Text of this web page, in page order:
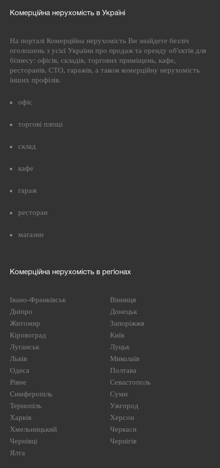
Комерційна нерухомість в Україні
На порталі Комерційна нерухомість Ви знайдете безліч
оголошень з усієї України про продаж та оренду об'єктів для
бізнесу: офісів, складів, торгових приміщень, кафе,
ресторанів, СТО, гаражів, а також комерційну нерухомість
інших профілів.
офіс
торгові площі
склад
кафе
гараж
ресторан
магазин
Комерційна нерухомість в регіонах
Івано-Франківськ
Вінниця
Дніпро
Донецьк
Житомир
Запоріжжя
Кіровоград
Київ
Луганськ
Луцьк
Львів
Миколаїв
Одеса
Полтава
Рівне
Севастополь
Симферопіль
Суми
Тернопіль
Ужгород
Харків
Херсон
Хмельницький
Черкаси
Чернівці
Чернігів
Ялта